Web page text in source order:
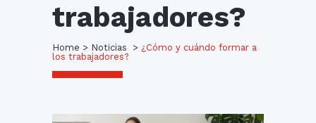
trabajadores?
Home > Noticias > ¿Cómo y cuándo formar a
los trabajadores?